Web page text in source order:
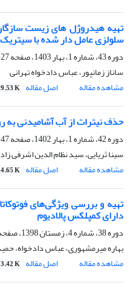
تهیه هیدروژل های زیست سازگار
سلولزی عامل دار شده با
دوره 43، شماره 1، بهار 1403، صفحه
27-39
ساناز زمانپور، عباس دادخواه تهرانی
مشاهده مقاله
اصل مقاله K
حذف نیترات از آب آشامیدنی
دوره 42، شماره 1، بهار 1402، صفحه
258
سینا ثریایی، سید نظام الدین اشرفی
مشاهده مقاله
اصل مقاله K
تهیه و بررسی ویژگی‌های
دارای کمپلکس پالادیوم
دوره 38، شماره 4، زمستان 1398، صفحه
بهاره میرمشهوری، عباس دادخواه،
مشاهده مقاله
اصل مقاله K